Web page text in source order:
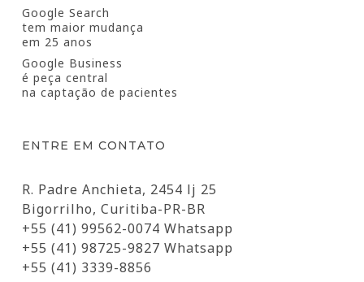
Google Search
tem maior mudança
em 25 anos
Google Business
é peça central
na captação de pacientes
ENTRE EM CONTATO
R. Padre Anchieta, 2454 lj 25
Bigorrilho, Curitiba-PR-BR
+55 (41) 99562-0074 Whatsapp
+55 (41) 98725-9827 Whatsapp
+55 (41) 3339-8856